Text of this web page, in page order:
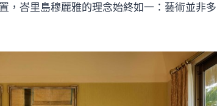
，峇里島穆麗雅的理念始終如一：藝術並非多